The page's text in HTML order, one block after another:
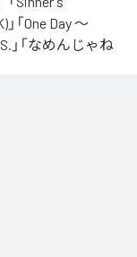
「One Day ～
」「なめんじゃね